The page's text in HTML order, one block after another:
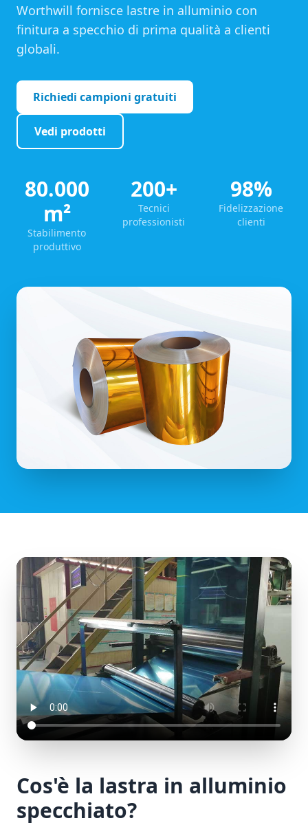
Worthwill fornisce lastre in alluminio con
finitura a specchio di prima qualità a clienti
globali.
Richiedi campioni gratuiti
Vedi prodotti
80.000
m²
Stabilimento
produttivo
200+
Tecnici
professionisti
98%
Fidelizzazione
clienti
Cos'è la lastra in alluminio
specchiato?